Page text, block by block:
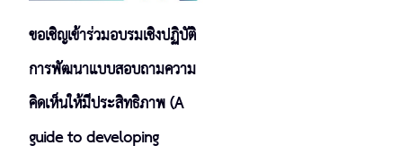
ขอเชิญเข้าร่วมอบรมเชิงปฏิบัติ
การพัฒนาแบบสอบถามความ
คิดเห็นให้มีประสิทธิภาพ (A
guide to developing